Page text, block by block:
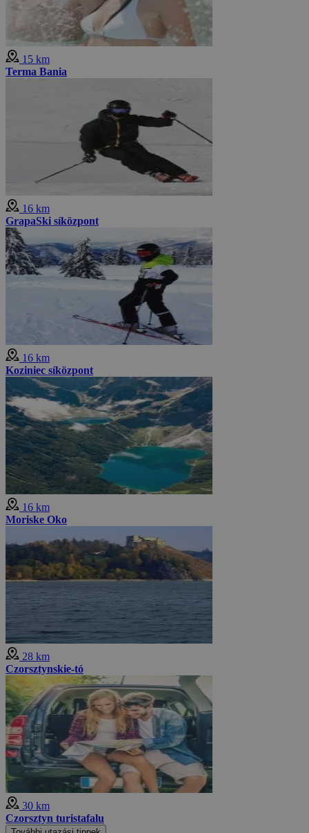
15 km
Terma Bania
16 km
GrapaSki síközpont
16 km
Koziniec síközpont
16 km
Moriske Oko
28 km
Czorsztynskie-tó
30 km
Czorsztyn turistafalu